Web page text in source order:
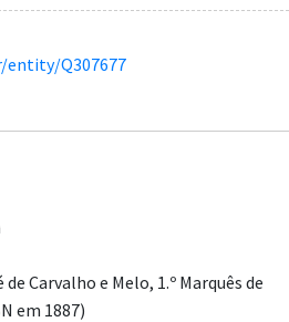
Q307677
Carvalho e Melo, 1.º Marquês de
em 1887)